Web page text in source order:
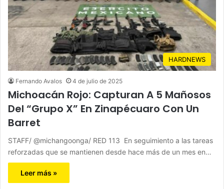
HARDNEWS
Fernando Avalos 4 de julio de 2025
Michoacán Rojo: Capturan A 5 Mañosos
Del “Grupo X” En Zinapécuaro Con Un
Barret
STAFF/ @michangoonga/ RED 113 En seguimiento a las tareas
reforzadas que se mantienen desde hace más de un mes en…
Leer más »